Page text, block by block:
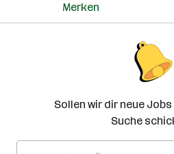
Merken
Sollen wir dir neue
Suche